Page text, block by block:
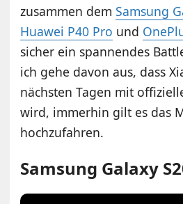
zusammen demSamsung
Huawei P40 Pro und
sicher ein spannendes
ich gehe davon aus, dass
nächsten Tagen mit
wird, immerhin gilt es das
hochzufahren.
Samsung Galaxy